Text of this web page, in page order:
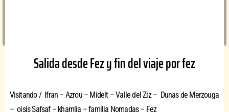
Salida desde Fez y fin del viaje por fez
Visitando / Ifran – Azrou – Midelt – Valle del Ziz – Dunas de Merzouga
– oisis Safsaf – khamlia – familia Nomadas – Fez